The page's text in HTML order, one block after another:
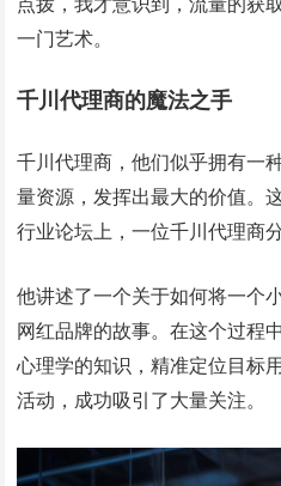
点拨，我才意识到，流量的获
一门艺术。
千川代理商的魔法之手
千川代理商，他们似乎拥有一
量资源，发挥出最大的价值。
行业论坛上，一位千川代理商
他讲述了一个关于如何将一个
网红品牌的故事。在这个过程
心理学的知识，精准定位目标
活动，成功吸引了大量关注。